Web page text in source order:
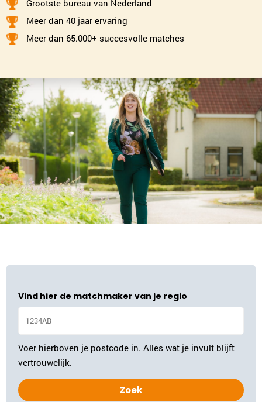
Grootste bureau van Nederland
Meer dan 40 jaar ervaring
Meer dan 65.000+ succesvolle matches
Vind hier de matchmaker van je regio
Voer hierboven je postcode in. Alles wat je invult blijft
vertrouwelijk.
071-2032062
Emmy Rijsdijk
Dordrecht
078-2049314|email
Plan kennismaking
Renée Loeffen
Den Haag
070-2210084|email
Inge Rebel